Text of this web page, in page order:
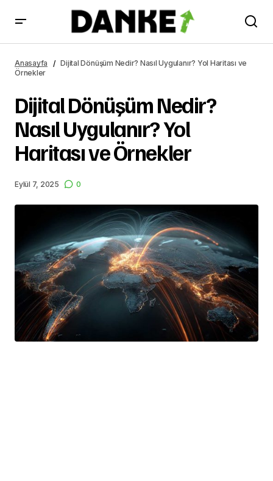
Örnekler
Anasayfa
Dijital Dönüşüm Nedir? Nasıl Uygulanır? Yol Haritası ve
Örnekler
Dijital Dönüşüm Nedir?
Nasıl Uygulanır? Yol
Haritası ve Örnekler
Eylül 7, 2025 0